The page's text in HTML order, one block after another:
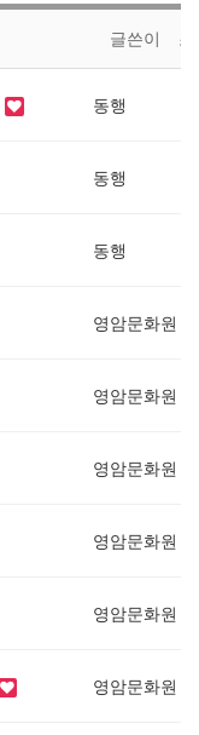
글쓴이
동행
동행
동행
영암문화원
영암문화원
영암문화원
영암문화원
영암문화원
영암문화원